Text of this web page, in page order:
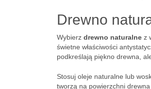
Drewno
Wybierz drewno naturalne z
świetne właściwości
podkreślają piękno drewna,
Stosuj oleje naturalne lub
tworzą na powierzchni